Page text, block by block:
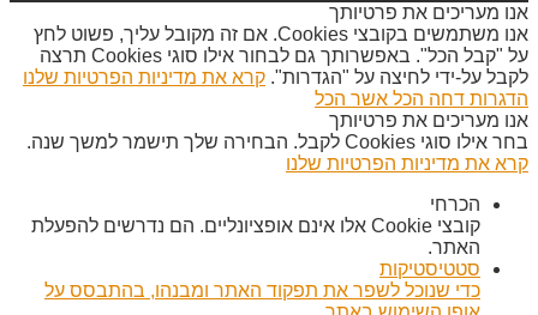
אנו מעריכים את פרטיותך
אנו משתמשים בקובצי Cookies. אם זה מקובל עליך, פשוט לחץ
על "קבל הכל". באפשרותך גם לבחור אילו סוגי Cookies תרצה
לקבל על-ידי לחיצה על "הגדרות". קרא את מדיניות הפרטיות שלנו
הדגרות דחה הכל אשר הכל
אנו מעריכים את פרטיותך
בחר אילו סוגי Cookies לקבל. הבחירה שלך תישמר למשך שנה.
קרא את מדיניות הפרטיות שלנו
הכרחי
קובצי Cookie אלו אינם אופציונליים. הם נדרשים להפעלת
האתר.
סטטיסטיקות
כדי שנוכל לשפר את תפקוד האתר ומבנהו, בהתבסס על